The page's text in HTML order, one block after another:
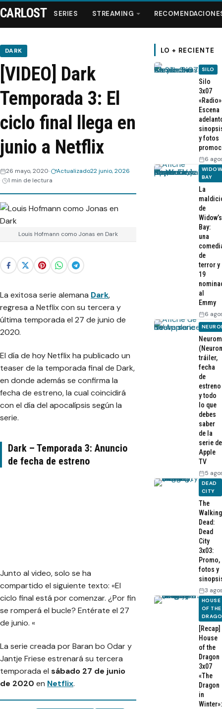
Series
Streaming
Recomendaciones
Webisodios
CARLOST SERIES STREAMING
DARK
[VIDEO] Dark
Temporada 3: El
ciclo final llega en
junio a Netflix
26 mayo, 2020 Actualizado22 junio, 2026
1 min de lectura
Louis Hofmann como Jonas en Dark
La exitosa serie alemana Dark,
regresa a Netflix con su tercera y
última temporada el 27 de junio de
2020.
El día de hoy Netflix ha publicado un
teaser de la temporada final de Dark,
en donde además se confirma la
fecha de estreno, la cual coincidirá
con el día del apocalípsis según la
serie.
Dark – Temporada 3: Anuncio
de fecha de estreno
Junto al video, solo se ha
compartido el siguiente texto: «El
ciclo final está por comenzar. ¿Por fin
se romperá el bucle? Entérate el 27
de junio. «
La serie creada por Baran bo Odar y
Jantje Friese estrenará su tercera
temporada el sábado 27 de junio
de 2020 en Netflix.
LO + RECIENTE
SILO
Silo
3x07
Escena
y fotos
6
BAY
La
de
Widow’s
Bay:
una
de
terror y
19
al
Emmy
6
tráiler,
fecha
de
estreno
y todo
lo que
debes
saber
de la
serie de
Apple
TV
5
DEAD
CITY
The
Walking
Dead:
Dead
City
3x03:
Promo,
fotos y
3
HOUSE
OF THE
[Recap]
House
of the
Dragon
3x07
«The
Dragon
in
Winter»: